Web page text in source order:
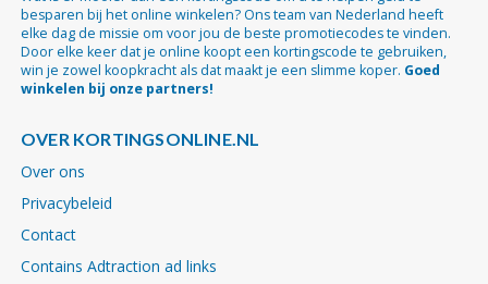
besparen bij het online winkelen? Ons team van Nederland heeft
elke dag de missie om voor jou de beste promotiecodes te vinden.
Door elke keer dat je online koopt een kortingscode te gebruiken,
win je zowel koopkracht als dat maakt je een slimme koper. Goed
winkelen bij onze partners!
OVER KORTINGSONLINE.NL
Over ons
Privacybeleid
Contact
Contains Adtraction ad links